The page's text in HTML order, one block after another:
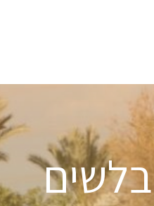
בלשים